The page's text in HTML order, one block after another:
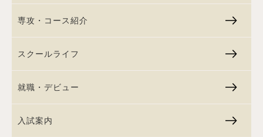
専攻・コース紹介
スクールライフ
就職・デビュー
入試案内